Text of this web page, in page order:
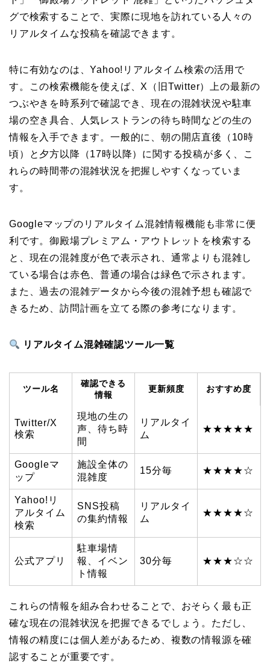
グで検索することで、実際に現地を訪れている人々の
リアルタイムな投稿を確認できます。
特に有効なのは、Yahoo!リアルタイム検索の活用で
す。この検索機能を使えば、X（旧Twitter）上の最新の
つぶやきを時系列で確認でき、現在の混雑状況や駐車
場の空き具合、人気レストランの待ち時間などの生の
情報を入手できます。一般的に、朝の開店直後（10時
頃）と夕方以降（17時以降）に関する投稿が多く、こ
れらの時間帯の混雑状況を把握しやすくなっていま
す。
Googleマップのリアルタイム混雑情報機能も非常に便
利です。御殿場プレミアム・アウトレットを検索する
と、現在の混雑度が色で表示され、通常よりも混雑し
ている場合は赤色、普通の場合は緑色で示されます。
また、過去の混雑データから今後の混雑予想も確認で
きるため、訪問計画を立てる際の参考になります。
リアルタイム混雑確認ツール一覧
ツール名
確認できる
情報
更新頻度 おすすめ度
Twitter/X
検索
現地の生の
声、待ち時
間
リアルタイ
ム
★★★★★
Googleマ
ップ
施設全体の
混雑度
15分毎 ★★★★☆
Yahoo!リ
アルタイム
検索
SNS投稿
の集約情報
リアルタイ
ム
★★★★☆
公式アプリ
駐車場情
報、イベン
ト情報
30分毎 ★★★☆☆
これらの情報を組み合わせることで、おそらく最も正
確な現在の混雑状況を把握できるでしょう。ただし、
情報の精度には個人差があるため、複数の情報源を確
認することが重要です。